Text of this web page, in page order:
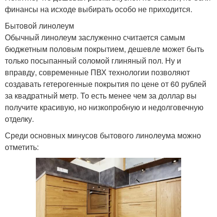
финансы на исходе выбирать особо не приходится.
Бытовой линолеум
Обычный линолеум заслуженно считается самым
бюджетным половым покрытием, дешевле может быть
только посыпанный соломой глиняный пол. Ну и
вправду, современные ПВХ технологии позволяют
создавать гетерогенные покрытия по цене от 60 рублей
за квадратный метр. То есть менее чем за доллар вы
получите красивую, но низкопробную и недолговечную
отделку.
Среди основных минусов бытового линолеума можно
отметить: